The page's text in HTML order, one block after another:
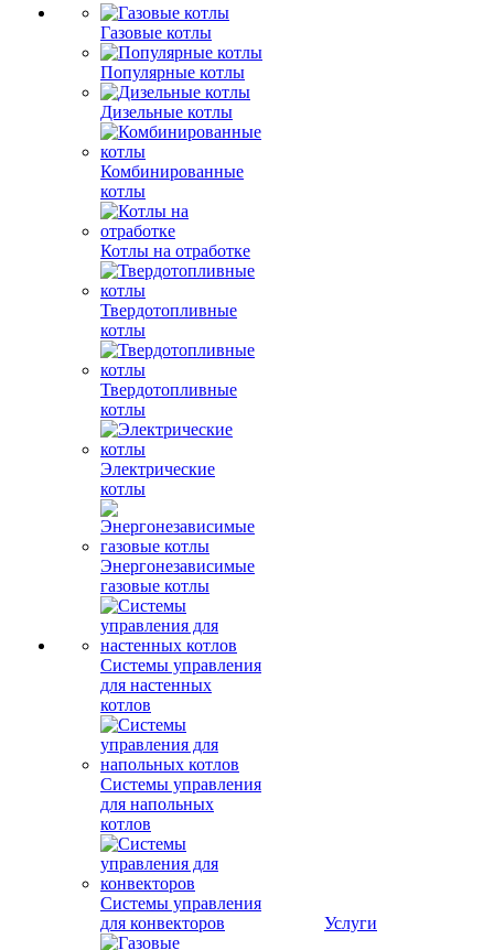
Газовые котлы
Популярные котлы
Дизельные котлы
Комбинированные
котлы
Котлы на отработке
Твердотопливные
котлы
Твердотопливные
котлы
Электрические
котлы
Энергонезависимые
газовые котлы
Системы управления
для настенных
котлов
Системы управления
для напольных
котлов
Системы управления
для конвекторов
Услуги